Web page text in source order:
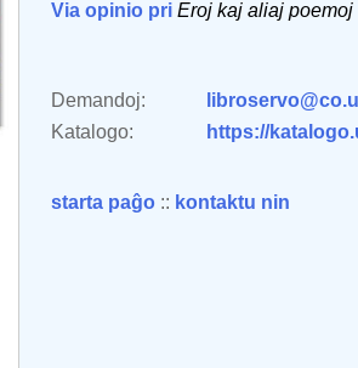
Via opinio pri Eroj kaj aliaj poemoj
Demandoj:
Katalogo:
https://
starta paĝo :: kontaktu nin